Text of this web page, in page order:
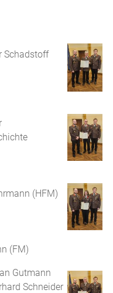
Schadstoff
(HFM)
(FM)
Gutmann
Schneider